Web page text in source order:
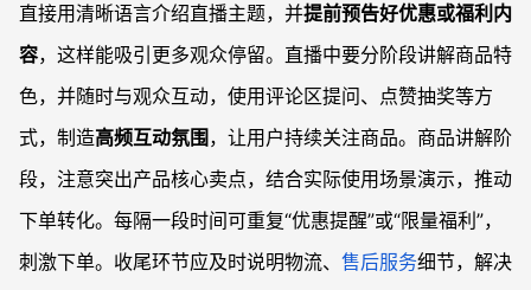
直接用清晰语言介绍直播主题，并提前预告好优惠或福利内
容，这样能吸引更多观众停留。直播中要分阶段讲解商品特
色，并随时与观众互动，使用评论区提问、点赞抽奖等方
式，制造高频互动氛围 ，让用户持续关注商品。商品讲解阶
段，注意突出产品核心卖点，结合实际使用场景演示，推动
下单转化。每隔一段时间可重复“优惠提醒”或“限量福利”，
刺激下单。收尾环节应及时说明物流、 售后服务细节，解决